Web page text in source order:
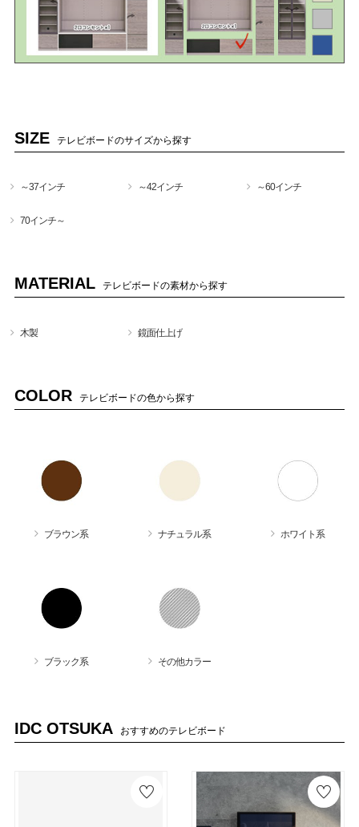
SIZE テレビボードのサイズから探す
～37インチ ～42インチ ～60インチ
70インチ～
MATERIAL テレビボードの素材から探す
木製 鏡面仕上げ
COLOR テレビボードの色から探す
ブラウン系 ナチュラル系 ホワイト系
ブラック系 その他カラー
IDC OTSUKA おすすめのテレビボード